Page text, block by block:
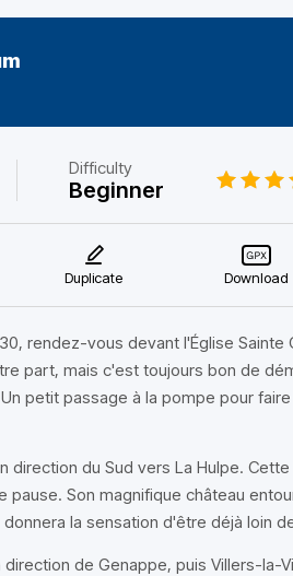
Difficulty
Beginner
Duplicate Download
rendez-vous devant l'Église Sainte
part, mais c'est toujours bon de
petit passage à la pompe pour
du Sud vers La Hulpe.
Son magnifique château
la sensation d'être déjà loin
de Genappe, puis Villers-la-